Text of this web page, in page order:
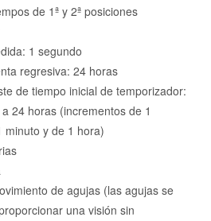
de 1ª y 2ª posiciones
1 segundo
regresiva: 24 horas
de tiempo inicial de temporizador:
24 horas (incrementos de 1
minuto y de 1 hora)
de agujas (las agujas se
una visión sin